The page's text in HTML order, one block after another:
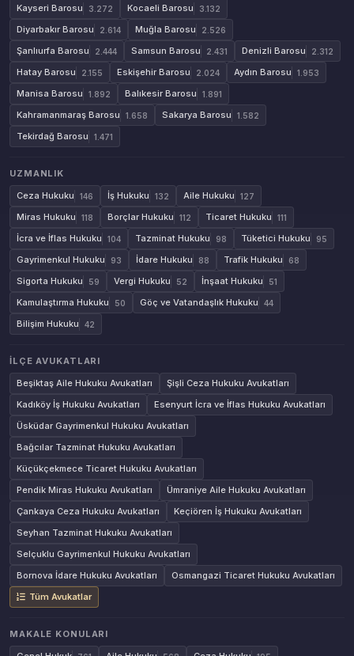
Kayseri Barosu 3.272 Kocaeli Barosu 3.132
Diyarbakır Barosu 2.614 Muğla Barosu 2.526
Şanlıurfa Barosu 2.444 Samsun Barosu 2.431 Denizli Barosu 2.312
Hatay Barosu 2.155 Eskişehir Barosu 2.024 Aydın Barosu 1.953
Manisa Barosu 1.892 Balıkesir Barosu 1.891
Kahramanmaraş Barosu 1.658 Sakarya Barosu 1.582
Tekirdağ Barosu 1.471
UZMANLIK
Ceza Hukuku
146 İş Hukuku 132 Aile Hukuku 127
Miras Hukuku 118 Borçlar Hukuku 112 Ticaret Hukuku 111
İcra ve İflas Hukuku 104 Tazminat Hukuku 98 Tüketici Hukuku 95
Gayrimenkul Hukuku 93 İdare Hukuku 88 Trafik Hukuku 68
Sigorta Hukuku 59 Vergi Hukuku 52 İnşaat Hukuku 51
Kamulaştırma Hukuku 50 Göç ve Vatandaşlık Hukuku 44
Bilişim Hukuku 42
İLÇE AVUKATLARI
Beşiktaş Aile Hukuku Avukatları
Şişli Ceza Hukuku Avukatları
Kadıköy İş Hukuku Avukatları
Esenyurt İcra ve İflas Hukuku Avukatları
Üsküdar Gayrimenkul Hukuku Avukatları
Bağcılar Tazminat Hukuku Avukatları
Küçükçekmece Ticaret Hukuku Avukatları
Pendik Miras Hukuku Avukatları
Ümraniye Aile Hukuku Avukatları
Çankaya Ceza Hukuku Avukatları
Keçiören İş Hukuku Avukatları
Seyhan Tazminat Hukuku Avukatları
Selçuklu Gayrimenkul Hukuku Avukatları
Bornova İdare Hukuku Avukatları
Osmangazi Ticaret Hukuku Avukatları
Tüm Avukatlar
MAKALE KONULARI